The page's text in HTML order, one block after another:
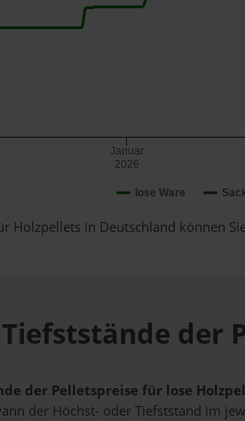
lose Ware
Januar
2026
Holzpellets in Deutschland können
der
der Pelletspreise für lose
der Höchst- oder Tiefststand im